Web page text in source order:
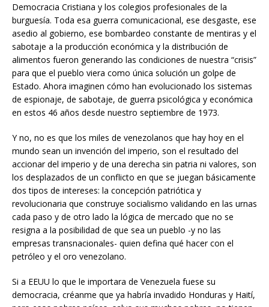
Democracia Cristiana y los colegios profesionales de la
burguesía. Toda esa guerra comunicacional, ese desgaste, ese
asedio al gobierno, ese bombardeo constante de mentiras y el
sabotaje a la producción económica y la distribución de
alimentos fueron generando las condiciones de nuestra “crisis”
para que el pueblo viera como única solución un golpe de
Estado. Ahora imaginen cómo han evolucionado los sistemas
de espionaje, de sabotaje, de guerra psicológica y económica
en estos 46 años desde nuestro septiembre de 1973.
Y no, no es que los miles de venezolanos que hay hoy en el
mundo sean un invención del imperio, son el resultado del
accionar del imperio y de una derecha sin patria ni valores, son
los desplazados de un conflicto en que se juegan básicamente
dos tipos de intereses: la concepción patriótica y
revolucionaria que construye socialismo validando en las urnas
cada paso y de otro lado la lógica de mercado que no se
resigna a la posibilidad de que sea un pueblo -y no las
empresas transnacionales- quien defina qué hacer con el
petróleo y el oro venezolano.
Si a EEUU lo que le importara de Venezuela fuese su
democracia, créanme que ya habría invadido Honduras y Haití,